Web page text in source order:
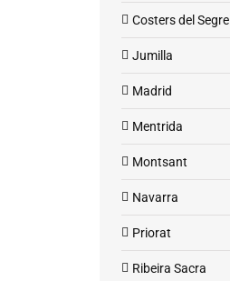
Costers del Segre
Jumilla
Madrid
Mentrida
Montsant
Navarra
Priorat
Ribeira Sacra